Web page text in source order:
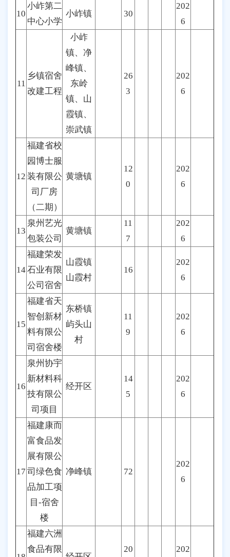
10
小岞第二
中心小学
小岞镇 30
202
6
11
乡镇宿舍
改建工程
小岞
镇、净
峰镇、
东岭
镇、山
霞镇、
崇武镇
26
3
202
6
12
福建省校
园博士服
装有限公
司厂房
（二期）
黄塘镇
12
0
202
6
13
泉州艺光
包装公司
黄塘镇
11
7
202
6
14
福建荣发
石业有限
公司宿舍
山霞镇
山霞村
16
202
6
15
福建省天
智创新材
料有限公
司宿舍楼
东桥镇
屿头山
村
11
9
202
6
16
泉州协宇
新材料科
技有限公
司项目
经开区
14
5
202
6
17
福建康而
富食品发
展有限公
司绿色食
品加工项
目-宿舍
楼
净峰镇 72
202
6
福建六洲
食品有限
20 202